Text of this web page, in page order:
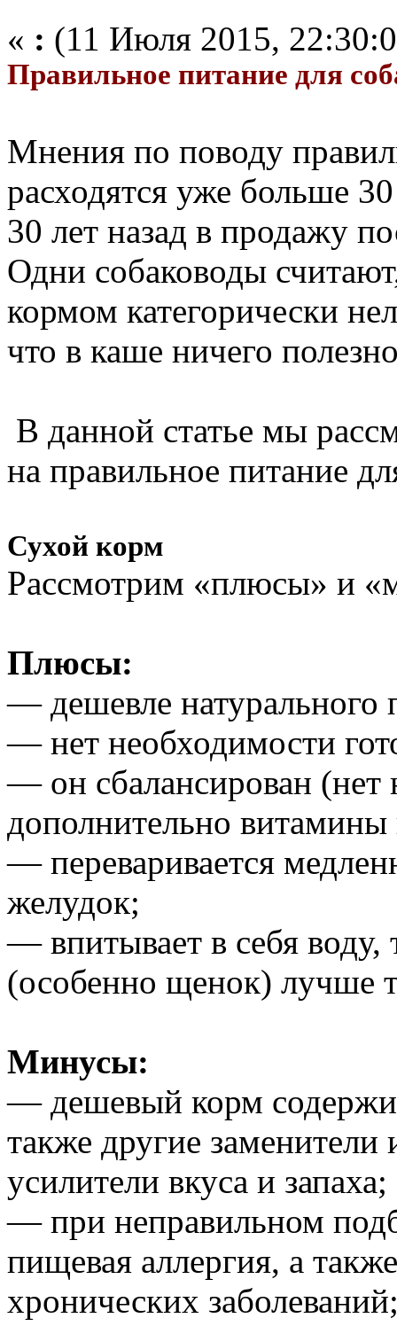
« : (11 Июля 2015,
Правильное питание для
Мнения по поводу
расходятся уже больше
30 лет назад в продажу
Одни собаководы
кормом категорически
что в каше ничего
В данной статье мы
на правильное питание
Сухой корм
Рассмотрим «плюсы» и
Плюсы:
— дешевле натурального
— нет необходимости
— он сбалансирован (нет
дополнительно
— переваривается
желудок;
— впитывает в себя воду,
(особенно щенок) лучше
Минусы:
— дешевый корм
также другие заменители
усилители вкуса и запаха;
— при неправильном
пищевая аллергия, а
хронических